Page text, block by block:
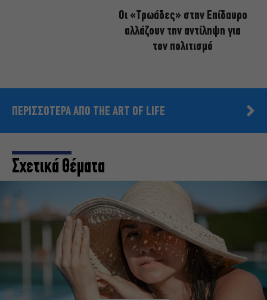
Οι «Τρωάδες» στην Επίδαυρο
αλλάζουν την αντίληψη για
τον πολιτισμό
ΠΕΡΙΣΣΟΤΕΡΑ ΑΠΟ THE ART OF LIFE
Σχετικά Θέματα